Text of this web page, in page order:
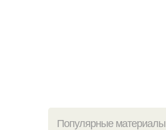
Популярные материалы